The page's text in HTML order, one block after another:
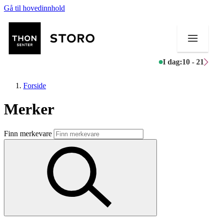
Gå til hovedinnhold
I dag:10 - 21
Butikker
Mat og drikke
Aktiviteter
Forside
Merker
Finn merkevare